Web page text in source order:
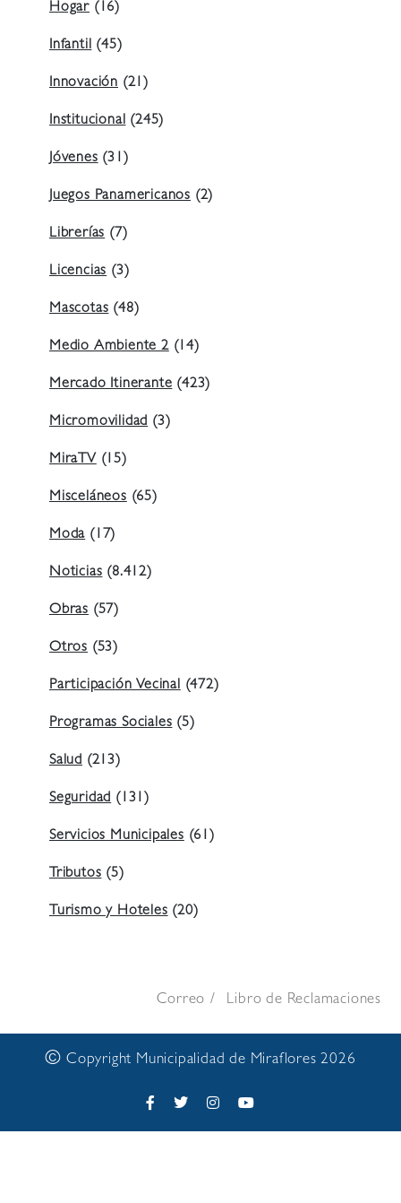
Hogar (16)
Infantil (45)
Innovación (21)
Institucional (245)
Jóvenes (31)
Juegos Panamericanos (2)
Librerías (7)
Licencias (3)
Mascotas (48)
Medio Ambiente 2(14)
Mercado Itinerante (423)
Micromovilidad (3)
MiraTV (15)
Misceláneos (65)
Moda (17)
Noticias (8.412)
Obras (57)
Otros (53)
Participación Vecinal (472)
Programas Sociales (5)
Salud (213)
Seguridad (131)
Servicios Municipales (61)
Tributos (5)
Turismo y Hoteles (20)
Correo Libro de Reclamaciones
© Copyright Municipalidad de Miraflores 2026